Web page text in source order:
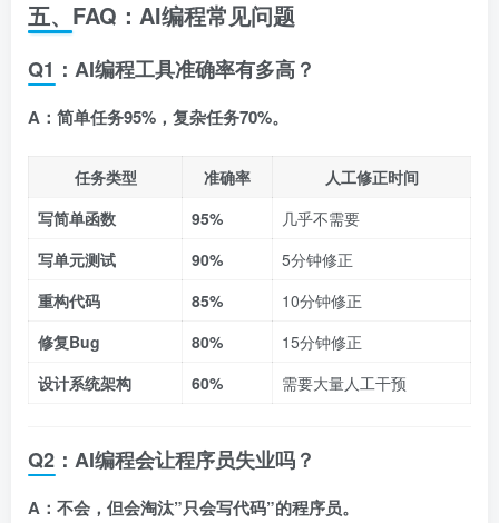
五、FAQ：AI编程常见问题
Q1：AI编程工具准确率有多高？
A：简单任务95%，复杂任务70%。
任务类型 准确率
人工修正时间
写简单函数
95%
几乎不需要
写单元测试
90%
5分钟修正
重构代码
85%
10分钟修正
修复Bug
80%
15分钟修正
设计系统架构
60% 需要大量人工干预
Q2：AI编程会让程序员失业吗？
A：不会，但会淘汰”只会写代码”的程序员。